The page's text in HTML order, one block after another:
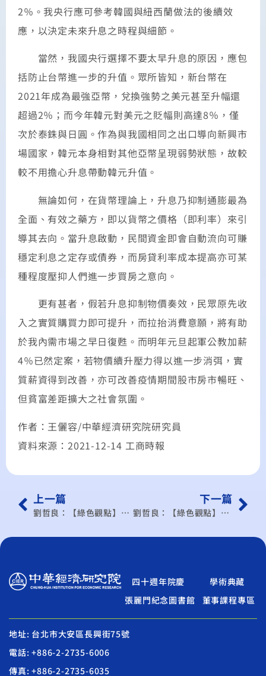
2％。我央行應可參考韓國與紐西蘭做法的後續效
應，以決定未來升息之時程與細節。
當然，我國央行選擇不要太早升息的原因，應包
括防止台幣進一步的升值。眾所皆知，新台幣在
2021年成為最強亞幣，兌換強勢之美元甚至升幅還
超過2％；而今年韓元對美元之貶幅則高達8％，僅
次於泰銖與日圓。作為與我國相同之出口導向新興市
場國家，韓元本身相對其他亞幣呈現弱勢狀態，故較
較不用擔心升息帶動韓元升值。
無論如何，在貨幣理論上，升息乃抑制通膨最為
全面、有效之藥方，即以貨幣之價格（即利率）來引
導其去向。當升息啟動，民間資金即會自動流向可賺
穩定利息之定存或債券，而房貸利率成本提高亦可某
種程度壓抑人們進一步買房之意向。
更有甚者，假若升息抑制物價奏效，民眾原先收
入之實質購買力即可提升，而拉抬消費意願，將有助
於我內需市場之早日復甦。而明年元旦起軍公教加薪
4％已然定案，若物價續升壓力得以進一步消弭，實
質薪資得到改善，亦可改善疫情期間股市房市暢旺、
但貧富差距擴大之社會氛圍。
作者：王儷容/中華經濟研究院研究員
資料來源：2021-12-14 工商時報
上一篇
劉哲良：【綠色觀點】碳如何定價？碳費和碳交易哪一個好？
下一篇
劉哲良：【綠色觀點】碳如何定價？碳費和碳交易哪一個好？
四十週年院慶
學術典藏
張麗門紀念圖書館
董事課程專區
地址: 台北市大安區長興街75號
電話: +886-2-2735-6006
傳真: +886-2-2735-6035